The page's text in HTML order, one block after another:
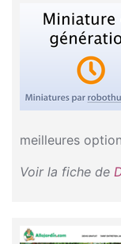
meilleures
Voir la fiche de